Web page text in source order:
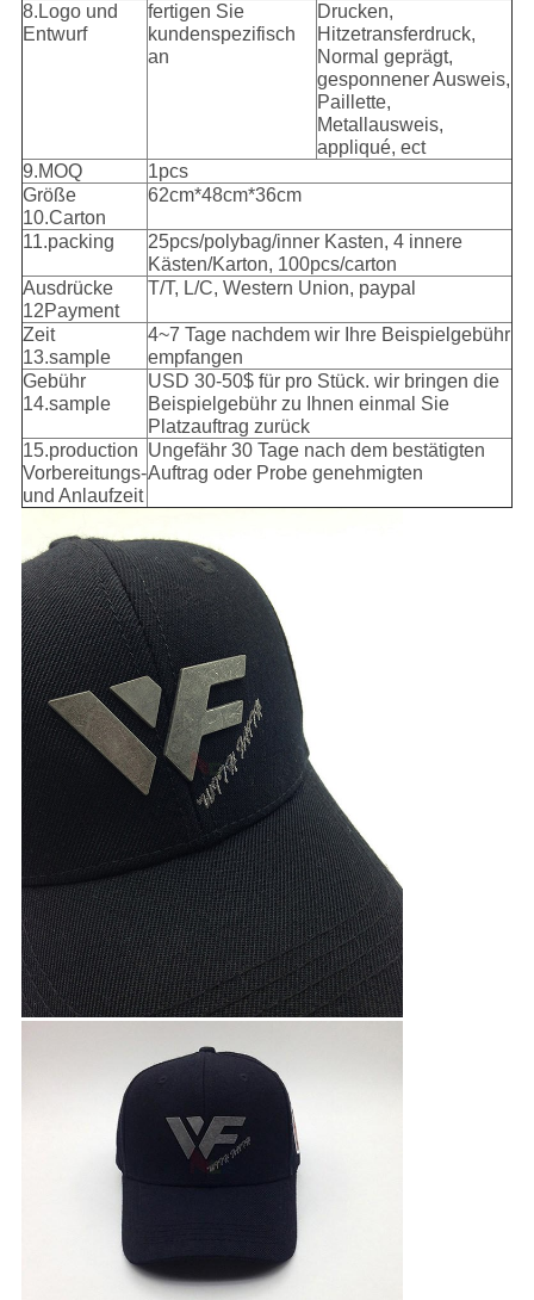
8.Logo und
Entwurf
fertigen Sie
kundenspezifisch
an
Drucken,
Hitzetransferdruck,
Normal geprägt,
gesponnener Ausweis,
Paillette,
Metallausweis,
appliqué, ect
9.MOQ
1pcs
Größe
10.Carton
62cm*48cm*36cm
11.packing
25pcs/polybag/inner Kasten, 4 innere
Kästen/Karton, 100pcs/carton
Ausdrücke
12Payment
T/T, L/C, Western Union, paypal
Zeit
13.sample
4~7 Tage nachdem wir Ihre Beispielgebühr
empfangen
Gebühr
14.sample
USD 30-50$ für pro Stück. wir bringen die
Beispielgebühr zu Ihnen einmal Sie
Platzauftrag zurück
15.production
Vorbereitungs-
und Anlaufzeit
Ungefähr 30 Tage nach dem bestätigten
Auftrag oder Probe genehmigten